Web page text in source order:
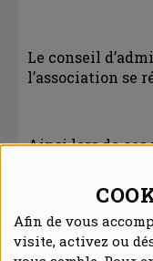
Afin de vous
visite, activez ou
Le conseil
l’association se
Ainsi lors de ces
orientations de la
Recrutement
autres